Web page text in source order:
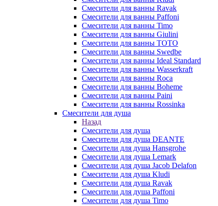
Смесители для ванны Ravak
Смесители для ванны Paffoni
Смесители для ванны Timo
Смесители для ванны Giulini
Смесители для ванны TOTO
Смесители для ванны Swedbe
Смесители для ванны Ideal Standard
Смесители для ванны Wasserkraft
Смесители для ванны Roca
Смесители для ванны Boheme
Смесители для ванны Paini
Смесители для ванны Rossinka
Смесители для душа
Назад
Смесители для душа
Смесители для душа DEANTE
Смесители для душа Hansgrohe
Смесители для душа Lemark
Смесители для душа Jacob Delafon
Смесители для душа Kludi
Смесители для душа Ravak
Смесители для душа Paffoni
Смесители для душа Timo